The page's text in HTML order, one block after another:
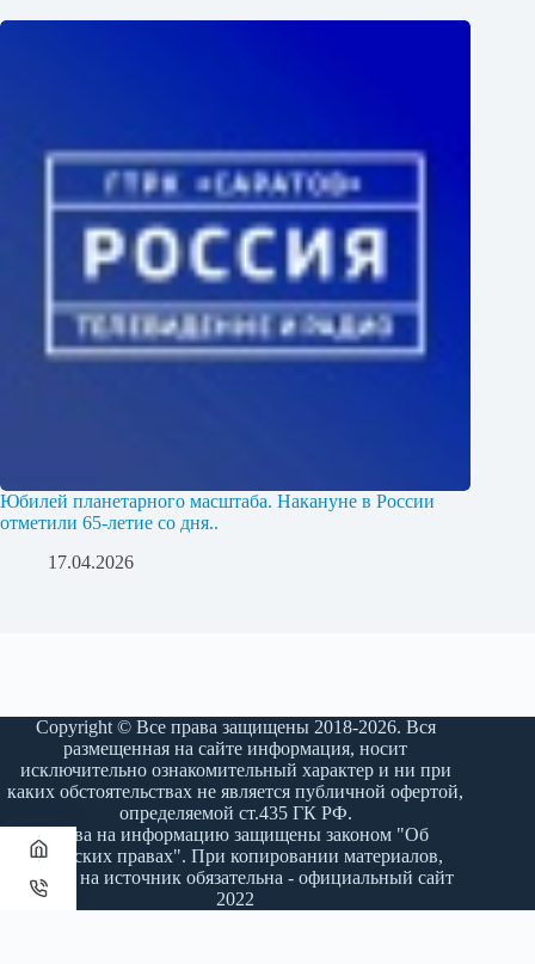
Юбилей планетарного масштаба. Накануне в России
отметили 65-летие со дня..
17.04.2026
Copyright © Все права защищены 2018-2026. Вся
размещенная на сайте информация, носит
исключительно ознакомительный характер и ни при
каких обстоятельствах не является публичной офертой,
определяемой ст.435 ГК РФ.
Права на информацию защищены законом "Об
авторских правах". При копировании материалов,
ссылка на источник обязательна - официальный сайт
2022